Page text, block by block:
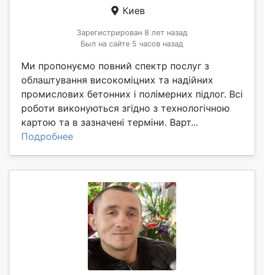
Киев
Зарегистрирован 8 лет назад
Был на сайте 5 часов назад
Ми пропонуємо повний спектр послуг з
облаштування високоміцних та надійних
промислових бетонних і полімерних підлог. Всі
роботи виконуються згідно з технологічною
картою та в зазначені терміни. Варт...
Подробнее